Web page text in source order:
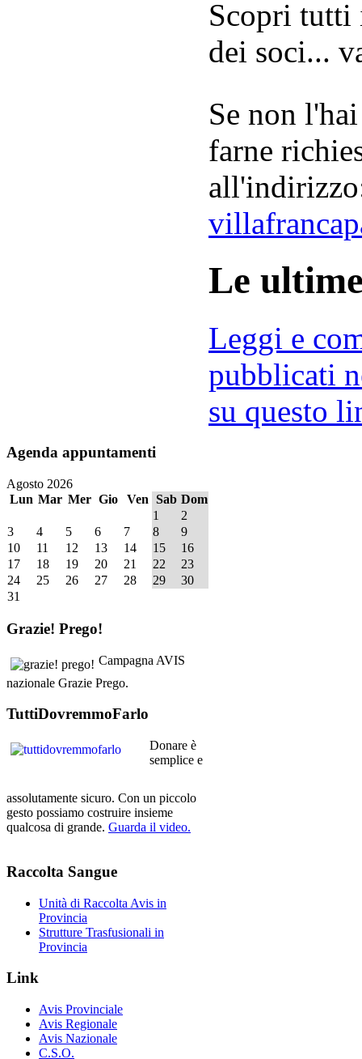
Scopri tutti
dei soci...
Se non
farne
Le
Leggi e
pubblicati
su questo
Agenda appuntamenti
Agosto 2026
Lun Mar Mer Gio Ven Sab Dom
1
2
3
4 5 6 7 8
9
10
11 12 13 14 15
16
17
18 19 20 21 22
23
24
25 26 27 28 29
30
31
Grazie! Prego!
Campagna AVIS
nazionale Grazie Prego.
TuttiDovremmoFarlo
Donare è
semplice e
assolutamente sicuro. Con un piccolo
gesto possiamo costruire insieme
qualcosa di grande. Guarda il video.
Raccolta Sangue
Unità di Raccolta Avis in
Provincia
Strutture Trasfusionali in
Provincia
Link
Avis Provinciale
Avis Regionale
Avis Nazionale
C.S.O.